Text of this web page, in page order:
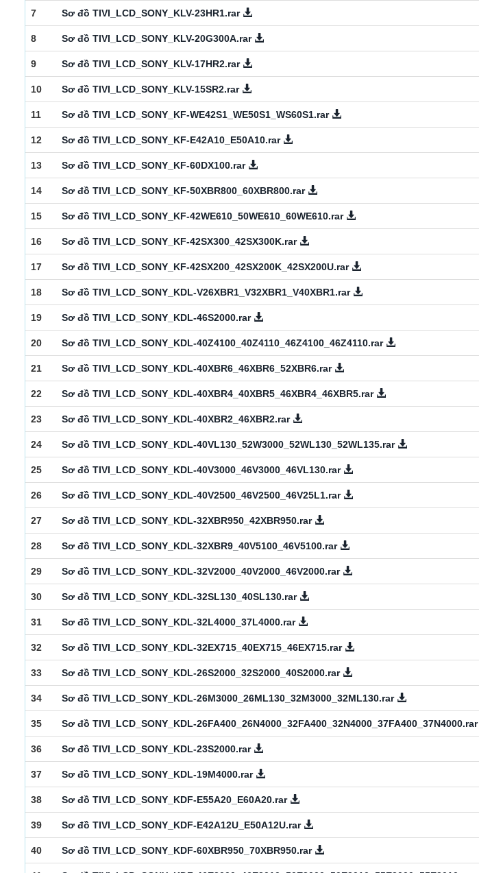
7 Sơ đồ TIVI_LCD_SONY_KLV-23HR1.rar
8 Sơ đồ TIVI_LCD_SONY_KLV-20G300A.rar
9 Sơ đồ TIVI_LCD_SONY_KLV-17HR2.rar
10 Sơ đồ TIVI_LCD_SONY_KLV-15SR2.rar
11 Sơ đồ TIVI_LCD_SONY_KF-WE42S1_WE50S1_WS60S1.rar
12 Sơ đồ TIVI_LCD_SONY_KF-E42A10_E50A10.rar
13 Sơ đồ TIVI_LCD_SONY_KF-60DX100.rar
14 Sơ đồ TIVI_LCD_SONY_KF-50XBR800_60XBR800.rar
15 Sơ đồ TIVI_LCD_SONY_KF-42WE610_50WE610_60WE610.rar
16 Sơ đồ TIVI_LCD_SONY_KF-42SX300_42SX300K.rar
17 Sơ đồ TIVI_LCD_SONY_KF-42SX200_42SX200K_42SX200U.rar
18 Sơ đồ TIVI_LCD_SONY_KDL-V26XBR1_V32XBR1_V40XBR1.rar
19 Sơ đồ TIVI_LCD_SONY_KDL-46S2000.rar
20 Sơ đồ TIVI_LCD_SONY_KDL-40Z4100_40Z4110_46Z4100_46Z4110.rar
21 Sơ đồ TIVI_LCD_SONY_KDL-40XBR6_46XBR6_52XBR6.rar
22 Sơ đồ TIVI_LCD_SONY_KDL-40XBR4_40XBR5_46XBR4_46XBR5.rar
23 Sơ đồ TIVI_LCD_SONY_KDL-40XBR2_46XBR2.rar
24 Sơ đồ TIVI_LCD_SONY_KDL-40VL130_52W3000_52WL130_52WL135.rar
25 Sơ đồ TIVI_LCD_SONY_KDL-40V3000_46V3000_46VL130.rar
26 Sơ đồ TIVI_LCD_SONY_KDL-40V2500_46V2500_46V25L1.rar
27 Sơ đồ TIVI_LCD_SONY_KDL-32XBR950_42XBR950.rar
28 Sơ đồ TIVI_LCD_SONY_KDL-32XBR9_40V5100_46V5100.rar
29 Sơ đồ TIVI_LCD_SONY_KDL-32V2000_40V2000_46V2000.rar
30 Sơ đồ TIVI_LCD_SONY_KDL-32SL130_40SL130.rar
31 Sơ đồ TIVI_LCD_SONY_KDL-32L4000_37L4000.rar
32 Sơ đồ TIVI_LCD_SONY_KDL-32EX715_40EX715_46EX715.rar
33 Sơ đồ TIVI_LCD_SONY_KDL-26S2000_32S2000_40S2000.rar
34 Sơ đồ TIVI_LCD_SONY_KDL-26M3000_26ML130_32M3000_32ML130.rar
35 Sơ đồ TIVI_LCD_SONY_KDL-26FA400_26N4000_32FA400_32N4000_37FA400_37N4000.rar
36 Sơ đồ TIVI_LCD_SONY_KDL-23S2000.rar
37 Sơ đồ TIVI_LCD_SONY_KDL-19M4000.rar
38 Sơ đồ TIVI_LCD_SONY_KDF-E55A20_E60A20.rar
39 Sơ đồ TIVI_LCD_SONY_KDF-E42A12U_E50A12U.rar
40 Sơ đồ TIVI_LCD_SONY_KDF-60XBR950_70XBR950.rar